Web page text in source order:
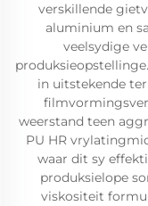
verskillende
aluminium en
veelsydige
in uitstekende
weerstand teen
PU HR
waar dit sy
produksielope
viskositeit